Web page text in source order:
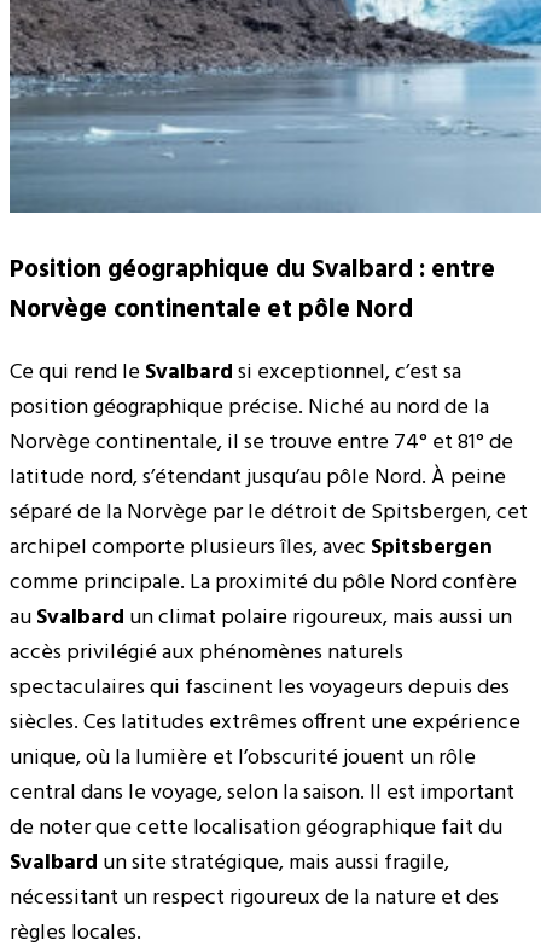
Position géographique du Svalbard : entre
Norvège continentale et pôle Nord
Ce qui rend leSvalbardsi exceptionnel, c’est sa
position géographique précise. Niché au nord de la
Norvège continentale, il se trouve entre 74° et 81° de
latitude nord, s’étendant jusqu’au pôle Nord. À peine
séparé de la Norvège par le détroit de Spitsbergen, cet
archipel comporte plusieurs îles, avec Spitsbergen
comme principale. La proximité du pôle Nord confère
auSvalbard un climat polaire rigoureux, mais aussi un
accès privilégié aux phénomènes naturels
spectaculaires qui fascinent les voyageurs depuis des
siècles. Ces latitudes extrêmes offrent une expérience
unique, où la lumière et l’obscurité jouent un rôle
central dans le voyage, selon la saison. Il est important
de noter que cette localisation géographique fait du
Svalbard un site stratégique, mais aussi fragile,
nécessitant un respect rigoureux de la nature et des
règles locales.